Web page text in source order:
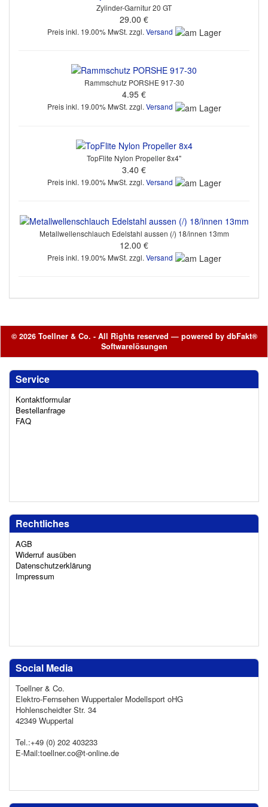
Zylinder-Garnitur 20 GT
29.00 €
Preis inkl. 19.00% MwSt. zzgl. Versand
Rammschutz PORSHE 917-30
4.95 €
Preis inkl. 19.00% MwSt. zzgl.Versand
TopFlite Nylon Propeller 8x4"
3.40 €
Preis inkl. 19.00% MwSt. zzgl. Versand
Metallwellenschlauch Edelstahl aussen (/) 18/innen 13mm
12.00 €
Preis inkl. 19.00% MwSt. zzgl. Versand
© 2026 Toellner & Co. - All Rights reserved — powered by dbFakt®
Softwarelösungen
Service
Kontaktformular
Bestellanfrage
FAQ
Rechtliches
AGB
Widerruf ausüben
Datenschutzerklärung
Impressum
Social Media
Toellner & Co.
Elektro-Fernsehen Wuppertaler Modellsport oHG
Hohlenscheidter Str. 34
42349 Wuppertal
Tel.:+49 (0) 202 403233
E-Mail:toellner.co@t-online.de